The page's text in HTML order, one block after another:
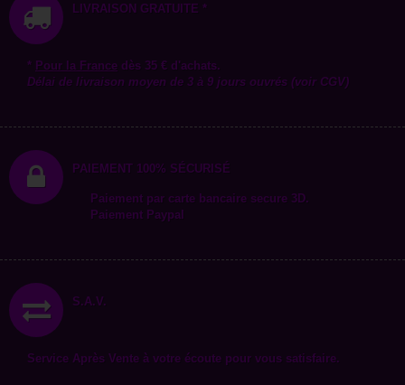
LIVRAISON GRATUITE *
* Pour la France dès 35 € d'achats.
Délai de livraison moyen de 3 à 9 jours ouvrés (voir CGV)
PAIEMENT 100% SÉCURISÉ
Paiement par carte bancaire secure 3D.
Paiement Paypal
S.A.V.
Service Après Vente à votre écoute pour vous satisfaire.